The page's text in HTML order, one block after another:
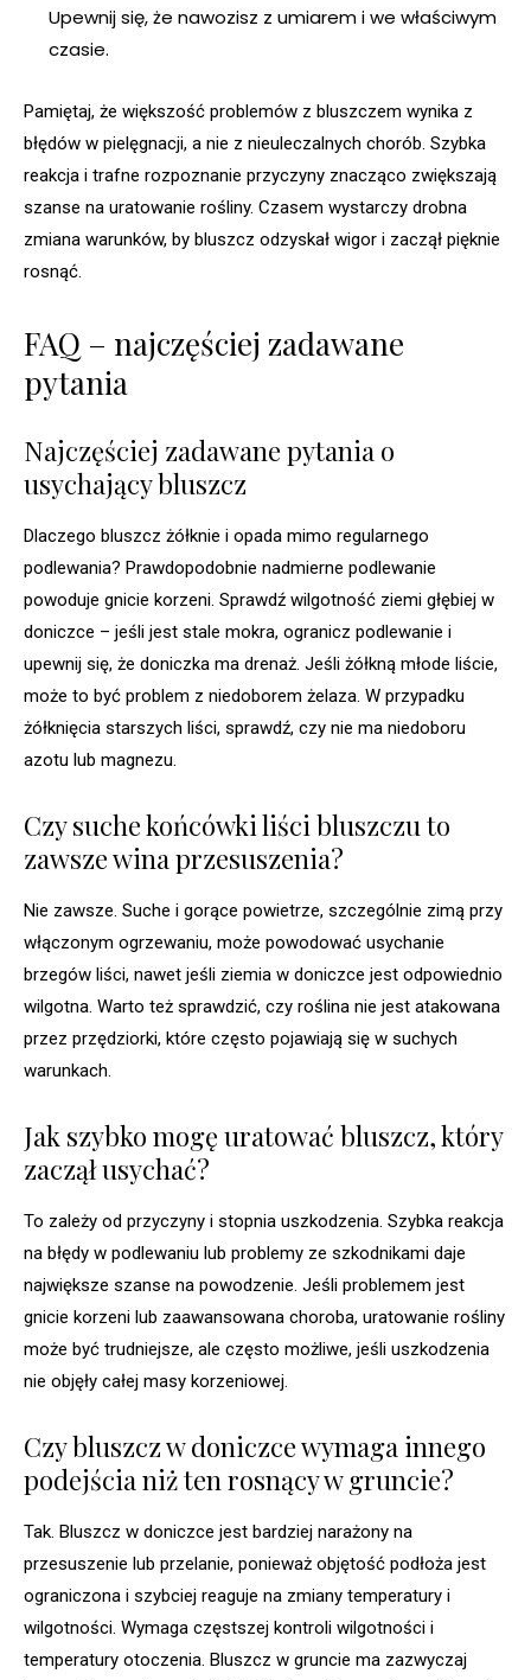
Upewnij się, że nawozisz z umiarem i we właściwym
czasie.
Pamiętaj, że większość problemów z bluszczem wynika z
błędów w pielęgnacji, a nie z nieuleczalnych chorób. Szybka
reakcja i trafne rozpoznanie przyczyny znacząco zwiększają
szanse na uratowanie rośliny. Czasem wystarczy drobna
zmiana warunków, by bluszcz odzyskał wigor i zaczął pięknie
rosnąć.
FAQ – najczęściej zadawane
pytania
Najczęściej zadawane pytania o
usychający bluszcz
Dlaczego bluszcz żółknie i opada mimo regularnego
podlewania? Prawdopodobnie nadmierne podlewanie
powoduje gnicie korzeni. Sprawdź wilgotność ziemi głębiej w
doniczce – jeśli jest stale mokra, ogranicz podlewanie i
upewnij się, że doniczka ma drenaż. Jeśli żółkną młode liście,
może to być problem z niedoborem żelaza. W przypadku
żółknięcia starszych liści, sprawdź, czy nie ma niedoboru
azotu lub magnezu.
Czy suche końcówki liści bluszczu to
zawsze wina przesuszenia?
Nie zawsze. Suche i gorące powietrze, szczególnie zimą przy
włączonym ogrzewaniu, może powodować usychanie
brzegów liści, nawet jeśli ziemia w doniczce jest odpowiednio
wilgotna. Warto też sprawdzić, czy roślina nie jest atakowana
przez przędziorki, które często pojawiają się w suchych
warunkach.
Jak szybko mogę uratować bluszcz, który
zaczął usychać?
To zależy od przyczyny i stopnia uszkodzenia. Szybka reakcja
na błędy w podlewaniu lub problemy ze szkodnikami daje
największe szanse na powodzenie. Jeśli problemem jest
gnicie korzeni lub zaawansowana choroba, uratowanie rośliny
może być trudniejsze, ale często możliwe, jeśli uszkodzenia
nie objęły całej masy korzeniowej.
Czy bluszcz w doniczce wymaga innego
podejścia niż ten rosnący w gruncie?
Tak. Bluszcz w doniczce jest bardziej narażony na
przesuszenie lub przelanie, ponieważ objętość podłoża jest
ograniczona i szybciej reaguje na zmiany temperatury i
wilgotności. Wymaga częstszej kontroli wilgotności i
temperatury otoczenia. Bluszcz w gruncie ma zazwyczaj